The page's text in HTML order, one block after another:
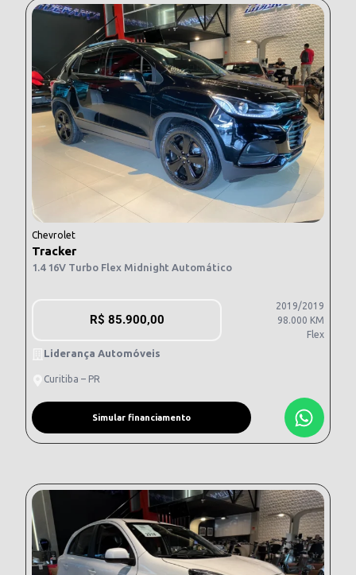
Chevrolet
Tracker
1.4 16V Turbo Flex Midnight Automático
R$ 85.900,00
2019/2019
98.000 KM
Flex
Liderança Automóveis
Curitiba – PR
Simular financiamento